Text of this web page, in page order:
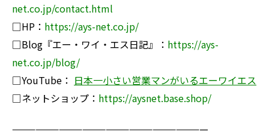
net.co.jp/contact.html
□HP： https://ays-net.co.jp/
□Blog『エー・ワイ・エス日記』： https://ays-
net.co.jp/blog/
□YouTube： 日本一小さい営業マンがいるエーワイエス
□ネットショップ： https://aysnet.base.shop/
—————————————————————————